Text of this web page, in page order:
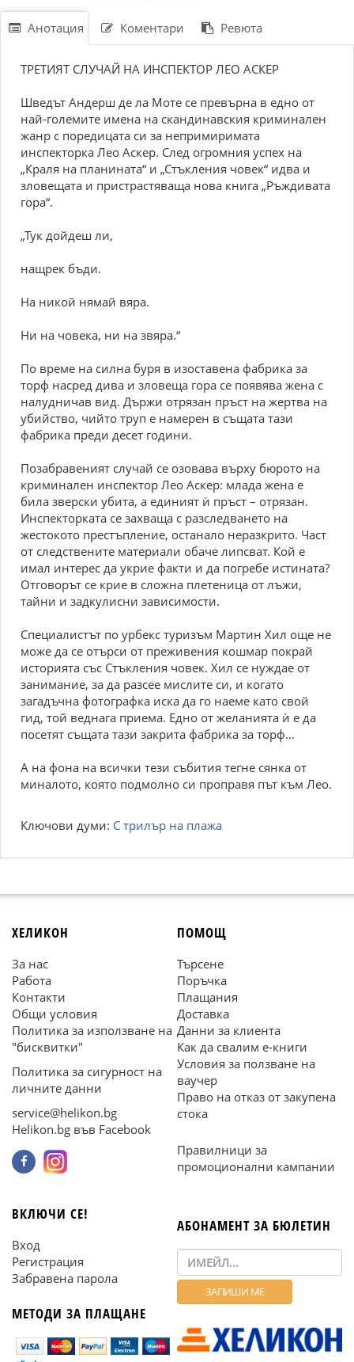
Анотация Коментари Ревюта
ТРЕТИЯТ СЛУЧАЙ НА ИНСПЕКТОР ЛЕО АСКЕР
Шведът Андерш де ла Моте се превърна в едно от
най-големите имена на скандинавския криминален
жанр с поредицата си за непримиримата
инспекторка Лео Аскер. След огромния успех на
„Краля на планината“ и „Стъкления човек“ идва и
зловещата и пристрастяваща нова книга „Ръждивата
гора“.
„Тук дойдеш ли,
нащрек бъди.
На никой нямай вяра.
Ни на човека, ни на звяра.“
По време на силна буря в изоставена фабрика за
торф насред дива и зловеща гора се появява жена с
налудничав вид. Държи отрязан пръст на жертва на
убийство, чийто труп е намерен в същата тази
фабрика преди десет години.
Позабравеният случай се озовава върху бюрото на
криминален инспектор Лео Аскер: млада жена е
била зверски убита, а единият ѝ пръст – отрязан.
Инспекторката се захваща с разследването на
жестокото престъпление, останало неразкрито. Част
от следствените материали обаче липсват. Кой е
имал интерес да укрие факти и да погребе истината?
Отговорът се крие в сложна плетеница от лъжи,
тайни и задкулисни зависимости.
Специалистът по урбекс туризъм Мартин Хил още не
може да се отърси от преживения кошмар покрай
историята със Стъкления човек. Хил се нуждае от
занимание, за да разсее мислите си, и когато
загадъчна фотографка иска да го наеме като свой
гид, той веднага приема. Едно от желанията ѝ е да
посетят същата тази закрита фабрика за торф…
А на фона на всички тези събития тегне сянка от
миналото, която подмолно си проправя път към Лео.
Ключови думи: С трилър на плажа
ХЕЛИКОН
За нас
Работа
Контакти
Общи условия
Политика за използване на
"бисквитки"
Политика за сигурност на
личните данни
service@helikon.bg
Helikon.bg във Facebook
ПОМОЩ
Търсене
Поръчка
Плащания
Доставка
Данни за клиента
Как да свалим е-книги
Условия за ползване на
ваучер
Право на отказ от закупена
стока
Правилници за
промоционални кампании
ВКЛЮЧИ СЕ!
Вход
Регистрация
Забравена парола
МЕТОДИ ЗА ПЛАЩАНЕ
АБОНАМЕНТ ЗА БЮЛЕТИН